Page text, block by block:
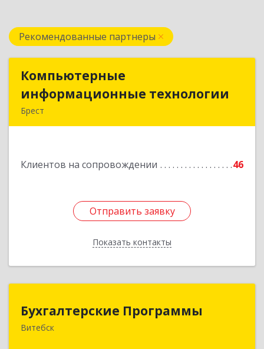
Рекомендованные партнеры
Компьютерные
информационные технологии
Брест
Клиентов на сопровождении 46
Отправить заявку
Показать контакты
информационные технологии
Отправить заявку
Назад
Бухгалтерские Программы
Витебск
Республика Беларусь, 210605,г. Витебск, тр-т.